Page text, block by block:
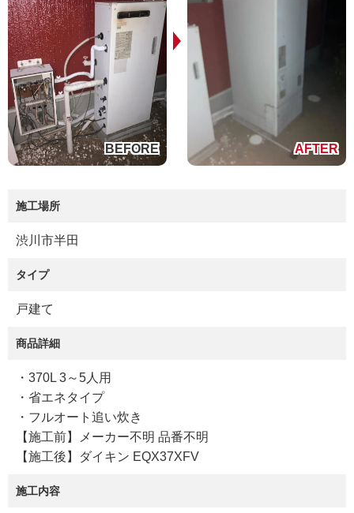
施工場所
渋川市半田
タイプ
戸建て
商品詳細
・370L 3～5人用
・省エネタイプ
・フルオート追い炊き
【施工前】メーカー不明 品番不明
【施工後】ダイキン EQX37XFV
施工内容